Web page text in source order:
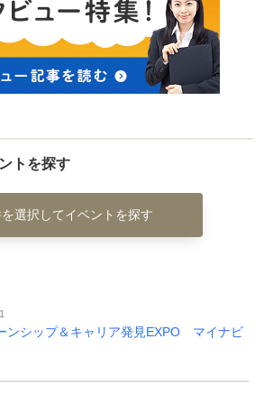
トを探す
選択してイベントを探す
ンシップ＆キャリア発見EXPO マイナビ